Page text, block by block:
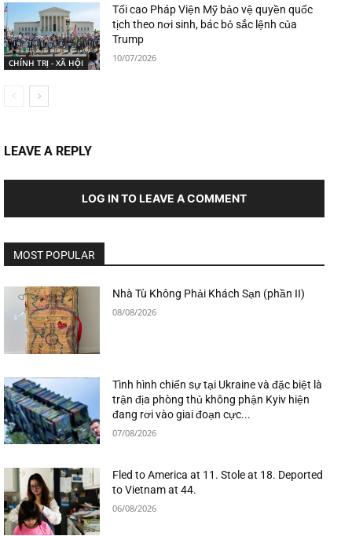
CHÍNH TRỊ - XÃ HỘI
Tối cao Pháp Viện Mỹ bảo vệ quyền quốc
tịch theo nơi sinh, bác bỏ sắc lệnh của
Trump
10/07/2026
LEAVE A REPLY
LOG IN TO LEAVE A COMMENT
MOST POPULAR
Nhà Tù Không Phải Khách Sạn (phần II)
08/08/2026
Tình hình chiến sự tại Ukraine và đặc biệt là
trận địa phòng thủ không phận Kyiv hiện
đang rơi vào giai đoạn cực...
07/08/2026
Fled to America at 11. Stole at 18. Deported
to Vietnam at 44.
06/08/2026